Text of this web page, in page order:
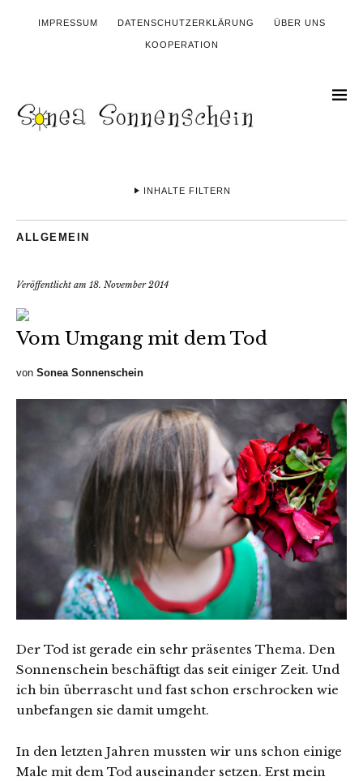
IMPRESSUM DATENSCHUTZERKLÄRUNG ÜBER UNS
KOOPERATION
INHALTE FILTERN
ALLGEMEIN
Veröffentlicht am 18. November 2014
Vom Umgang mit dem Tod
von Sonea Sonnenschein
Der Tod ist gerade ein sehr präsentes Thema. Den
Sonnenschein beschäftigt das seit einiger Zeit. Und
ich bin überrascht und fast schon erschrocken wie
unbefangen sie damit umgeht.
In den letzten Jahren mussten wir uns schon einige
Male mit dem Tod auseinander setzen. Erst mein